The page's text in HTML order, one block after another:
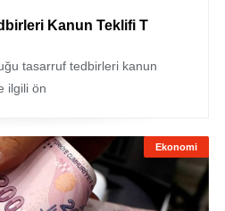
Kanun Teklifi T
tasarruf tedbirleri kanun
ilgili ön
Ekonomi